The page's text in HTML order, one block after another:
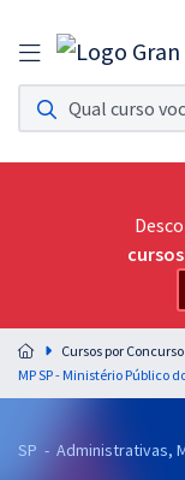
Assinatura
Acesso a todos os
Assinatura OAB
Acesso ilimitado a
Residências
Preparação completa
residências em saúde
Cursos por Concurso
SP - Administrativas,